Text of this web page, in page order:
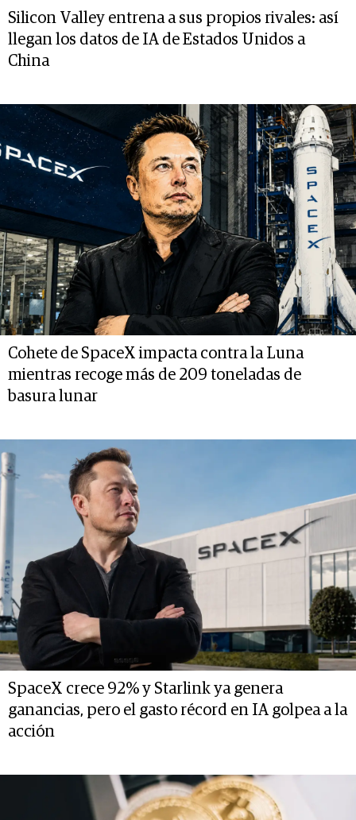
Silicon Valley entrena a sus propios rivales: así
llegan los datos de IA de Estados Unidos a
China
Cohete de SpaceX impacta contra la Luna
mientras recoge más de 209 toneladas de
basura lunar
SpaceX crece 92% y Starlink ya genera
ganancias, pero el gasto récord en IA golpea a la
acción